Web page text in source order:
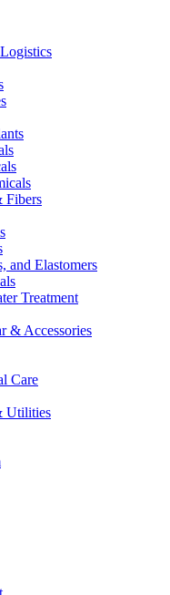
Fibers
and Elastomers
Treatment
& Accessories
Care
Utilities